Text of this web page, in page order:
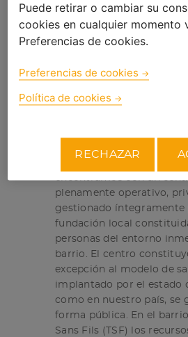
una misión, que es
objetivo para no perderse
En mi caso, la Fundación
reforma del laboratorio de
clínicos del centro de
Pablo, ubicado en la
Mutuelle Benkhan.
encontramos con un
plenamente operativo,
gestionado íntegramente
fundación local
personas del entorno
barrio. El centro
excepción al modelo de
implantado por el estado
como en nuestro país, se
forma pública. En el
Sans Fils (TSF) los
Puede retirar o cambiar su
cookies en cualquier momento
Preferencias de cookies.
Preferencias de cookies
Política de cookies
RECHAZAR